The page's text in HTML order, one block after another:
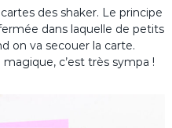
des shaker. Le principe
dans laquelle de petits
on va secouer la carte.
magique, c’est très sympa !